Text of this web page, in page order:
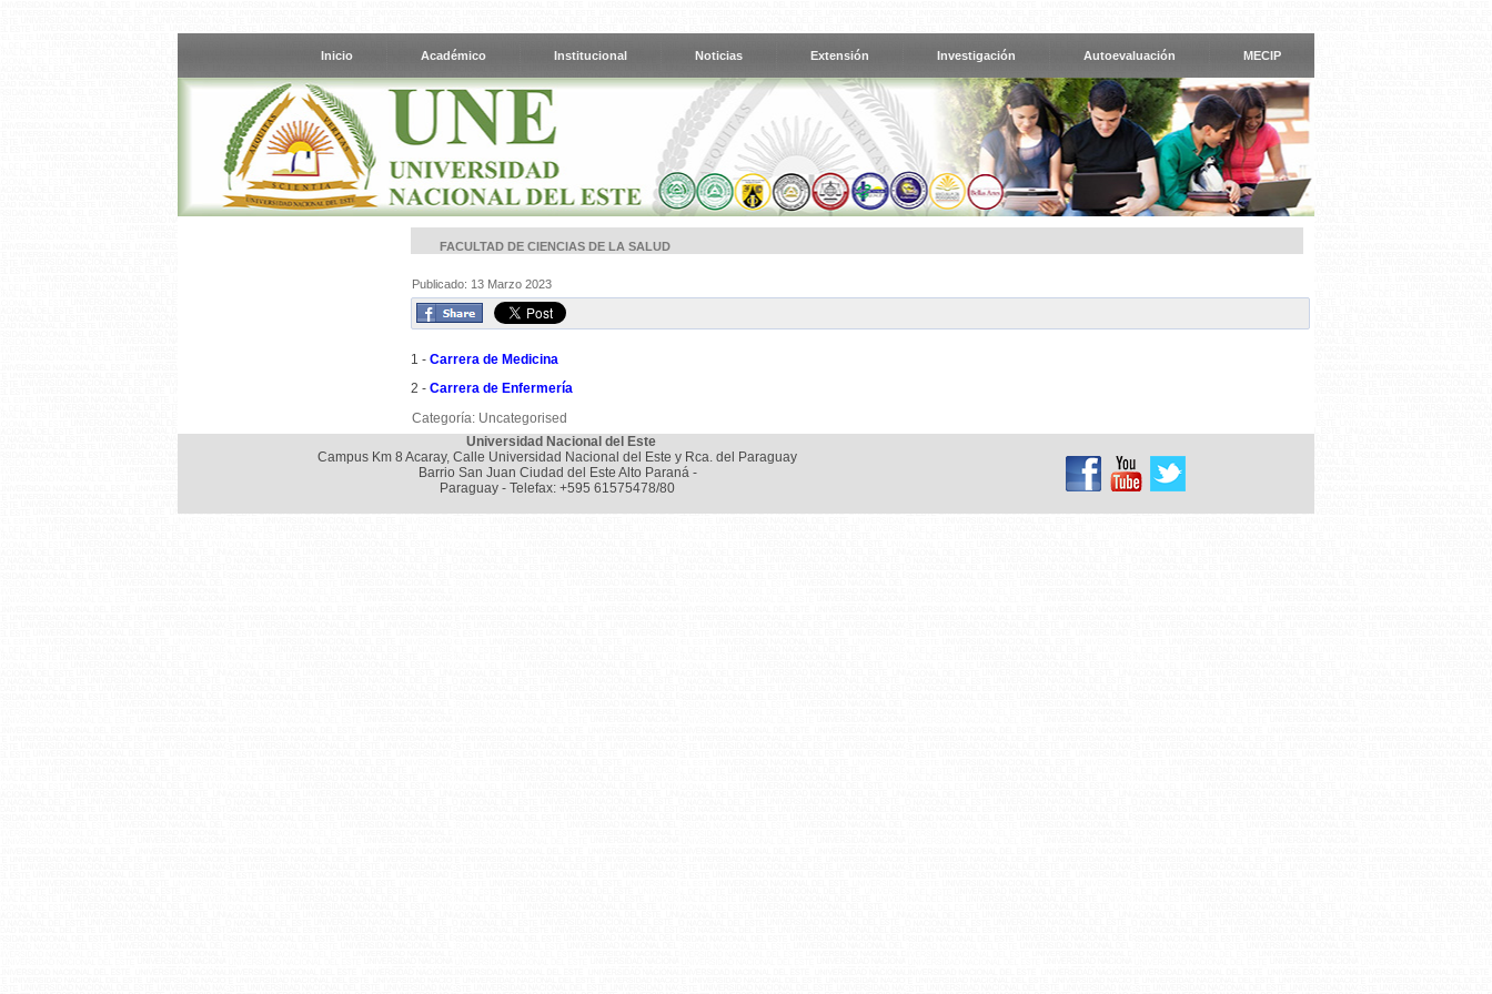
Inicio Académico Institucional Noticias Extensión Investigación Autoevaluación MECIP
FACULTAD DE CIENCIAS DE LA SALUD
Publicado: 13 Marzo 2023
1 - Carrera de Medicina
2 - Carrera de Enfermería
Categoría: Uncategorised
Universidad Nacional del Este
Campus Km 8 Acaray, Calle Universidad Nacional del Este y Rca. del Paraguay
Barrio San Juan Ciudad del Este Alto Paraná -
Paraguay - Telefax: +595 61575478/80